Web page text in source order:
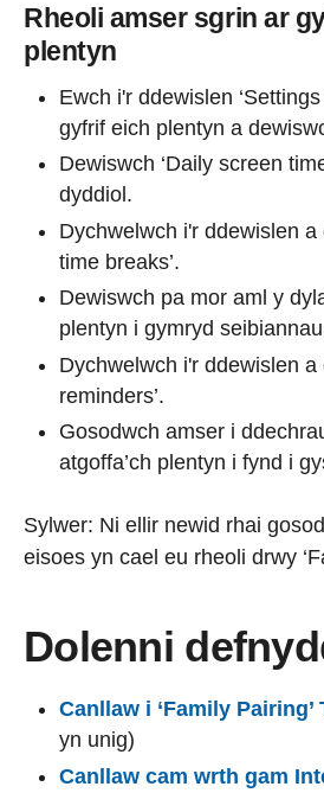
Rheoli amser sgrin ar
plentyn
Ewch i'r ddewislen
gyfrif eich plentyn a
Dewiswch ‘Daily screen
dyddiol.
Dychwelwch i'r ddewislen a
time breaks’.
Dewiswch pa mor aml y
plentyn i gymryd
Dychwelwch i'r ddewislen a
reminders’.
Gosodwch amser i
atgoffa’ch plentyn i fynd i
Sylwer: Ni ellir newid rhai
eisoes yn cael eu rheoli drwy
Dolenni
Canllaw i ‘Family Pairing’
yn unig)
Canllaw cam wrth gam